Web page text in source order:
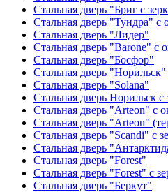
Стальная дверь "Бриг с
Стальная дверь "Тундра" с
Стальная дверь "Лидер"
Стальная дверь "Barone" с
Стальная дверь "Босфор"
Стальная дверь
Стальная дверь "Solana"
Стальная дверь Норильск
Стальная дверь "Arteon" с
Стальная дверь "Arteon"
Стальная дверь "Scandi" с
Стальная дверь
Стальная дверь "Forest"
Стальная дверь "Forest" с
Стальная дверь "Беркут"